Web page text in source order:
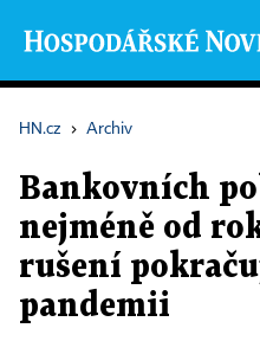
HN.cz › Archiv
Bankovních
nejméně od
rušení
pandemii